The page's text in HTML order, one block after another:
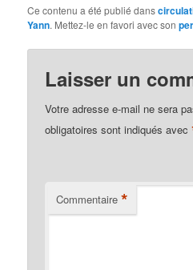
Ce contenu a été publié dans
Yann. Mettez-le en favori avec son
Laisser un
Votre adresse e-mail ne sera
obligatoires sont indiqués avec
Commentaire *